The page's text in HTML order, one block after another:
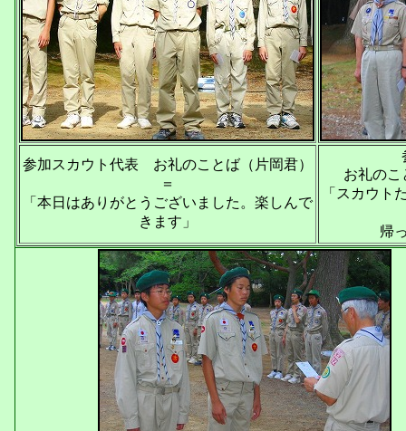
参加スカウト代表 お礼のことば（片岡君）
＝
「本日はありがとうございました。楽しんで
きます」
お礼のこ
「スカウト
帰